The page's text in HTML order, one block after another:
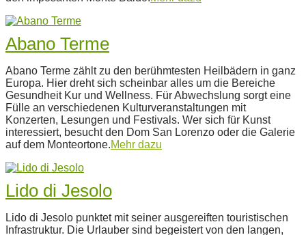
Abano Terme
11-
28
Abano Terme zählt zu den berühmtesten Heilbädern in ganz
Europa. Hier dreht sich scheinbar alles um die Bereiche
Gesundheit Kur und Wellness. Für Abwechslung sorgt eine
Fülle an verschiedenen Kulturveranstaltungen mit
Konzerten, Lesungen und Festivals. Wer sich für Kunst
interessiert, besucht den Dom San Lorenzo oder die Galerie
auf dem Monteortone.Mehr dazu
Lido di Jesolo
11-
27
Lido di Jesolo punktet mit seiner ausgereiften touristischen
Infrastruktur. Die Urlauber sind begeistert von den langen,